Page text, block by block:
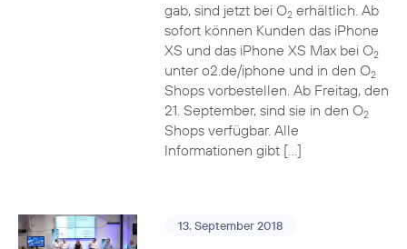
gab, sind jetzt bei O2erhältlich. Ab
sofort können Kunden das iPhone
XS und das iPhone XS Max bei O2
unter o2.de/iphone und in den O2
Shops vorbestellen. Ab Freitag, den
21. September, sind sie in den O2
Shops verfügbar. Alle
Informationen gibt […]
13. September 2018